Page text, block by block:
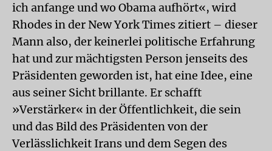
ich anfange und wo Obama aufhört«, wird
Rhodes in der New York Times zitiert – dieser
Mann also, der keinerlei politische Erfahrung
hat und zur mächtigsten Person jenseits des
Präsidenten geworden ist, hat eine Idee, eine
aus seiner Sicht brillante. Er schafft
»Verstärker« in der Öffentlichkeit, die sein
und das Bild des Präsidenten von der
Verlässlichkeit Irans und dem Segen des